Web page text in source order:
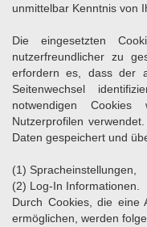
unmittelbar Kenntnis von
Die eingesetzten
nutzerfreundlicher zu
erfordern es, dass der
Seitenwechsel
notwendigen
Nutzerprofilen
Daten gespeichert und
(1) Spracheinstellungen,
(2) Log-In Informationen.
Durch Cookies, die eine
ermöglichen, werden